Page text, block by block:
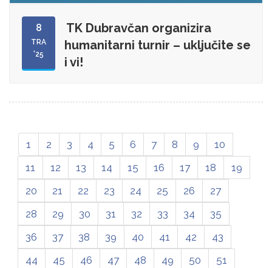
8
TRA
'25
TK Dubravčan organizira
humanitarni turnir – uključite se
i vi!
1 2 3 4 5 6 7 8 9
10
11
12 13 14 15 16 17 18
19
20
21 22 23 24 25 26
27
28
29 30 31 32 33 34
35
36
37 38 39 40 41 42
43
44
45 46 47 48 49 50
51